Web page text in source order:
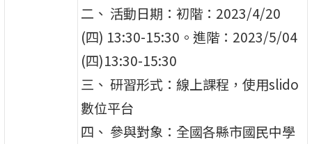
二、 活動日期：初階：2023/4/20
(四) 13:30-15:30。進階：2023/5/04
(四)13:30-15:30
三、 研習形式：線上課程，使用slido
數位平台
四、 參與對象：全國各縣市國民中學